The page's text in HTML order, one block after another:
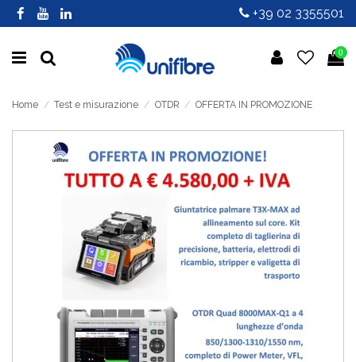
+39 02 3355501
0
Home Test e misurazione OTDR OFFERTA IN PROMOZIONE